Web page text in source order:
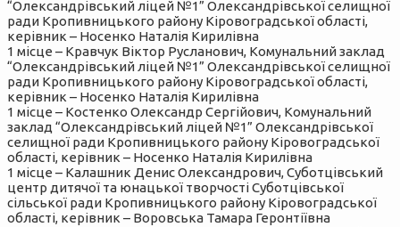
“Олександрівський ліцей №1” Олександрівської селищної
ради Кропивницького району Кіровоградської області,
керівник – Носенко Наталія Кирилівна
1 місце – Кравчук Віктор Русланович, Комунальний заклад
“Олександрівський ліцей №1” Олександрівської селищної
ради Кропивницького району Кіровоградської області,
керівник – Носенко Наталія Кирилівна
1 місце – Костенко Олександр Сергійович, Комунальний
заклад “Олександрівський ліцей №1” Олександрівської
селищної ради Кропивницького району Кіровоградської
області, керівник – Носенко Наталія Кирилівна
1 місце – Калашник Денис Олександрович, Суботцівський
центр дитячої та юнацької творчості Суботцівської
сільської ради Кропивницького району Кіровоградської
області, керівник – Воровська Тамара Геронтіївна